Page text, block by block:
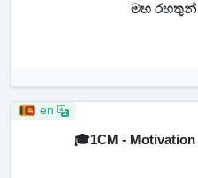
මහ රහතුන්